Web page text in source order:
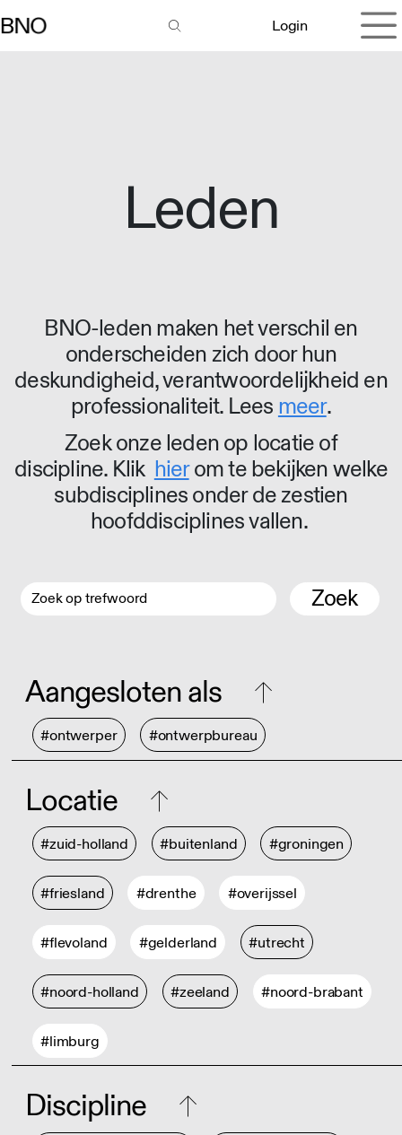
Login
Leden
BNO-leden maken het verschil en
onderscheiden zich door hun
deskundigheid, verantwoordelijkheid en
professionaliteit. Lees meer.
Zoek onze leden op locatie of
discipline. Klik hierom te bekijken welke
subdisciplines onder de zestien
hoofddisciplines vallen.
Zoek
Aangesloten als
#ontwerper #ontwerpbureau
Locatie
#zuid-holland #buitenland #groningen
#friesland #drenthe #overijssel
#flevoland #gelderland #utrecht
#noord-holland #zeeland #noord-brabant
#limburg
Discipline